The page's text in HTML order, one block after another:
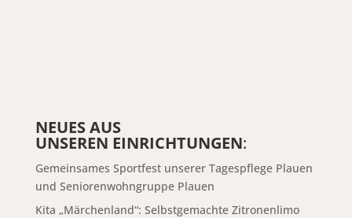
NEUES AUS
UNSEREN EINRICHTUNGEN:
Gemeinsames Sportfest unserer Tagespflege Plauen
und Seniorenwohngruppe Plauen
Kita „Märchenland“: Selbstgemachte Zitronenlimo